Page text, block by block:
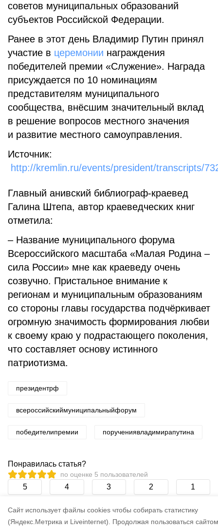
Cайт использует файлы cookies чтобы собирать статистику
(Яндекс.Метрика и Liveinternet).
Продолжая пользоваться
советов муниципальных образований
субъектов Российской Федерации.
Ранее в этот день Владимир Путин принял
участие в церемонии награждения
победителей премии «Служение». Награда
присуждается по 10 номинациям
представителям муниципального
сообщества, внёсшим значительный вклад
в решение вопросов местного значения
и развитие местного самоуправления.
Источник:
http://kremlin.ru/events/president/transcripts/
Главный анивский библиограф-краевед
Галина Штепа, автор краеведческих книг
отметила:
– Название муниципального форума
Всероссийского масштаба «Малая Родина –
сила России» мне как краеведу очень
созвучно. Пристальное внимание к
регионам и муниципальным образованиям
со стороны главы государства подчёркивает
огромную значимость формирования любви
к своему краю у подрастающего поколения,
что составляет основу истинного
патриотизма.
президентрф
всероссийскиймуниципальныйфорум
победителипремии поручениявладимирапутина
Понравилась статья?
по оценке 5 пользователей
5 4 3 2 1